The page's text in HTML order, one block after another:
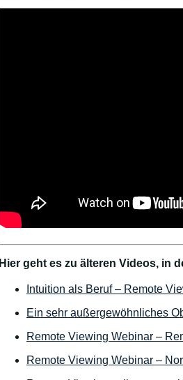
Hier geht es zu älteren Videos, in
Intuition als Beruf – Remote
Ein sehr außergewöhnliches
Remote Viewing Webinar –
Remote Viewing Webinar –